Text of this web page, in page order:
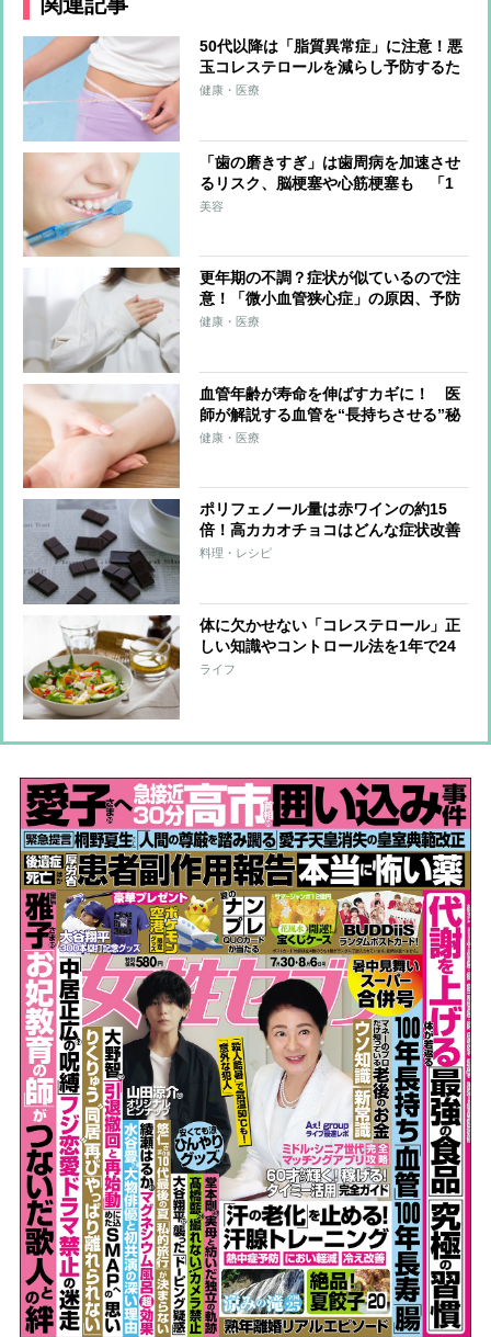
50代以降は「脂質異常症」に注意！悪
玉コレステロールを減らし予防するた
めの食材は？
健康・医療
「歯の磨きすぎ」は歯周病を加速させ
るリスク、脳梗塞や心筋梗塞も 「1
日3回」「3分」「フロスが先」”正し
美容
更年期の不調？症状が似ているので注
意！「微小血管狭心症」の原因、予防
法を解説
健康・医療
血管年齢が寿命を伸ばすカギに！ 医
師が解説する血管を“長持ちさせる”秘
訣、運動のしすぎは逆効果？「血管若
健康・医療
ポリフェノール量は赤ワインの約15
倍！高カカオチョコはどんな症状改善
に役立つのか医師が解説
料理・レシピ
体に欠かせない「コレステロール」正
しい知識やコントロール法を1年で24
㎏減量した専門家が解説
ライフ